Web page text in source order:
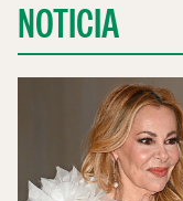
NOTICIA